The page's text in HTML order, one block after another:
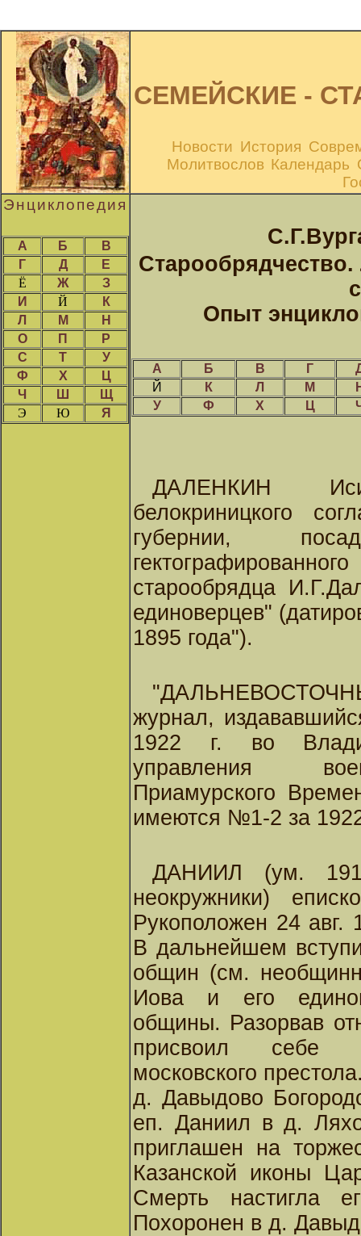
CЕМЕЙСКИЕ -
Новости История
Молитвослов Календарь
Энциклопедия
А Б
В
Г
Д
Е
Ё
Ж
З
И
Й
К
Л
М
Н
О
П
Р
С
Т
У
Ф
Х
Ц
Ч
Ш
Щ
Э
Ю Я
Опыт
А Б В Г
Й
К Л М
У
Ф Х Ц
ДАЛЕНКИН
белокриницкого
губернии,
старообрядца
единоверцев"
1895 года").
журнал,
1922 г. во
управления
Приамурского
имеются №1-2 за
ДАНИИЛ (ум.
неокружники)
Рукоположен 24 авг.
В дальнейшем
общин (см.
Иова и его
общины. Разорвав
присвоил себе
московского
д. Давыдово
еп. Даниил в д.
приглашен на
Казанской иконы
Смерть настигла
Похоронен в д.